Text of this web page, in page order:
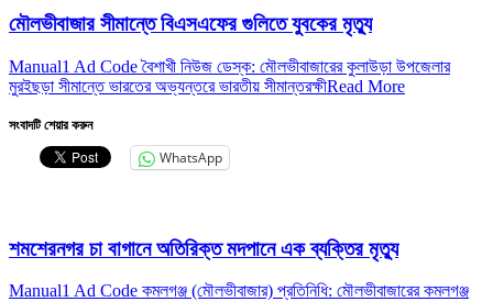
মৌলভীবাজার সীমান্তে বিএসএফের গুলিতে যুবকের ‍মৃত্যু
Manual1 Ad Code বৈশাখী নিউজ ডেস্ক: মৌলভীবাজারের কুলাউড়া উপজেলার
মুরইছড়া সীমান্তে ভারতের অভ্যন্তরে ভারতীয় সীমান্তরক্ষীRead More
সংবাদটি শেয়ার করুন
WhatsApp
শমশেরনগর চা বাগানে অতিরিক্ত মদপানে এক ব্যক্তির মৃত্যু
Manual1 Ad Code কমলগঞ্জ (মৌলভীবাজার) প্রতিনিধি: মৌলভীবাজারের কমলগঞ্জ